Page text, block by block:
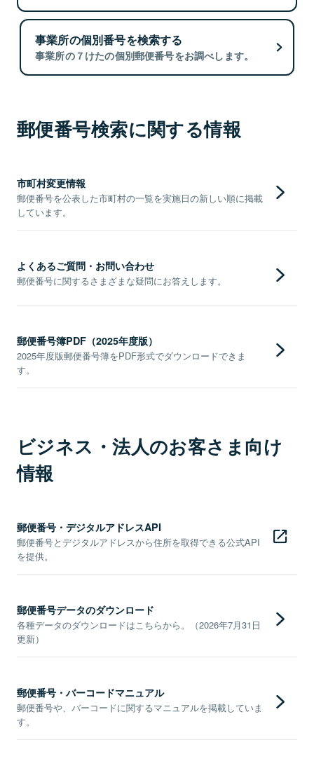
事業所の個別番号を検索する
事業所の７けたの個別郵便番号をお調べします。
郵便番号検索に関する情報
市町村変更情報
郵便番号を公表した市町村の一覧を実施日の新しい順に掲載
しています。
よくあるご質問・お問い合わせ
郵便番号に関するさまざまな疑問にお答えします。
郵便番号簿PDF（2025年度版）
2025年度版郵便番号簿をPDF形式でダウンロードできま
す。
ビジネス・法人のお客さま向け
情報
郵便番号・デジタルアドレスAPI
郵便番号とデジタルアドレスから住所を取得できる公式API
を提供。
郵便番号データのダウンロード
各種データのダウンロードはこちらから。（2026年7月31日
更新）
郵便番号・バーコードマニュアル
郵便番号や、バーコードに関するマニュアルを掲載していま
す。